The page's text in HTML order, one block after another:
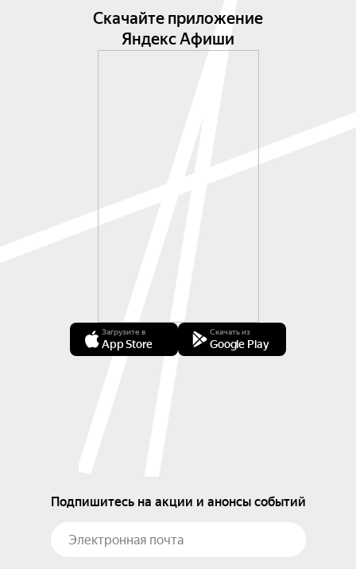
Скачайте приложение
Яндекс Афиши
Загрузите в
App Store
Скачать из
Google Play
Подпишитесь на акции и анонсы событий